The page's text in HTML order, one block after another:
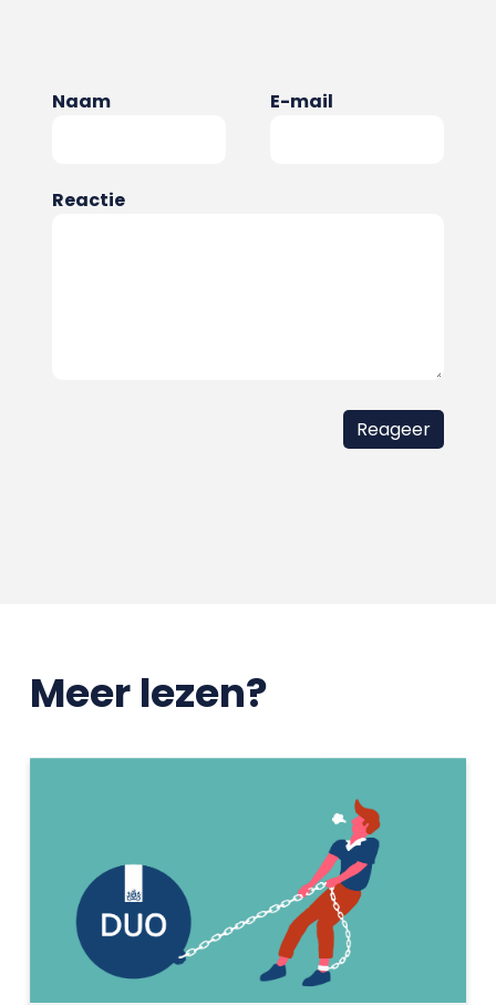
Naam E-mail
Reactie
Meer lezen?